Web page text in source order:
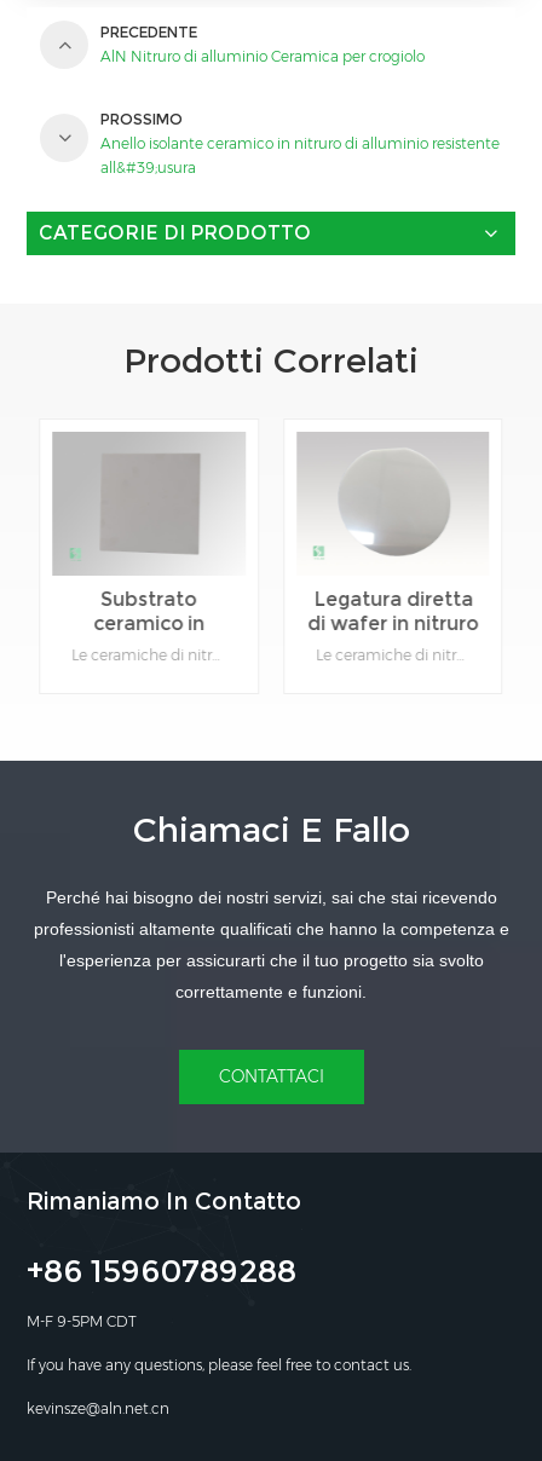
PRECEDENTE
AlN Nitruro di alluminio Ceramica per crogiolo
PROSSIMO
Anello isolante ceramico in nitruro di alluminio resistente
all&#39;usura
CATEGORIE DI PRODOTTO
Prodotti Correlati
Substrato
ceramico in
nitruro di
Le ceramiche di nitruro di alluminio (AlN) hanno un'elevata conduttività termica, una bassa costante dielettrica e un basso coefficiente di dissipazione, un buon isolamento ed eccellenti proprietà meccaniche, nonché un coefficiente di espansione lineare. Il substrato cotto può essere lavorato con precisione in un'apparecchiatura laser ad alta potenza.Dettagli del prodotto:Materiale: Nitruro di AlluminioFunzione: Dispositivo isolante in ceramica.Tipo: Ceramica.Colore: grigio.Personalizzabile: sì, si prega di fornire disegni di prodotti specifici.
PIÙ
Legatura diretta
di wafer in nitruro
di alluminio Le ceramiche di nitruro di alluminio (AlN) hanno un'elevata conduttività termica, una bassa costante dielettrica e un basso coefficiente di dissipazione, un buon isolamento ed eccellenti proprietà meccaniche, nonché un coefficiente di espansione lineare. Il substrato cotto può essere lavorato con precisione in un'apparecchiatura laser ad alta potenza.Dettagli del prodotto:Materiale: Nitruro di AlluminioFunzione: Dispositivo isolante in ceramica.Tipo: Ceramica.Colore: grigio.Personalizzabile: sì, si prega di fornire disegni di prodotti specifici.
PIÙ
Chiamaci E Fallo
Perché hai bisogno dei nostri servizi, sai che stai ricevendo
professionisti altamente qualificati che hanno la competenza e
l'esperienza per assicurarti che il tuo progetto sia svolto
correttamente e funzioni.
CONTATTACI
Rimaniamo In Contatto
+86 15960789288
M-F 9-5PM CDT
If you have any questions, please feel free to contact us.
kevinsze@aln.net.cn